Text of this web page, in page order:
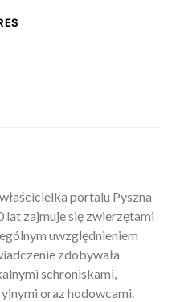
portalu Pyszna
lat zajmuje się zwierzętami
uwzględnieniem
zdobywała
schroniskami,
oraz hodowcami.